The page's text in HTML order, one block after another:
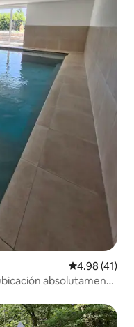
Calificación
4.98 (41)
absolutamente